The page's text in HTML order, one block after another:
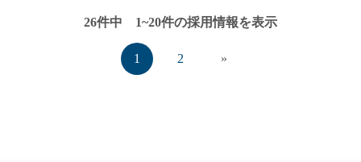
26件中 1~20件の採用情報を表示
1 2 »